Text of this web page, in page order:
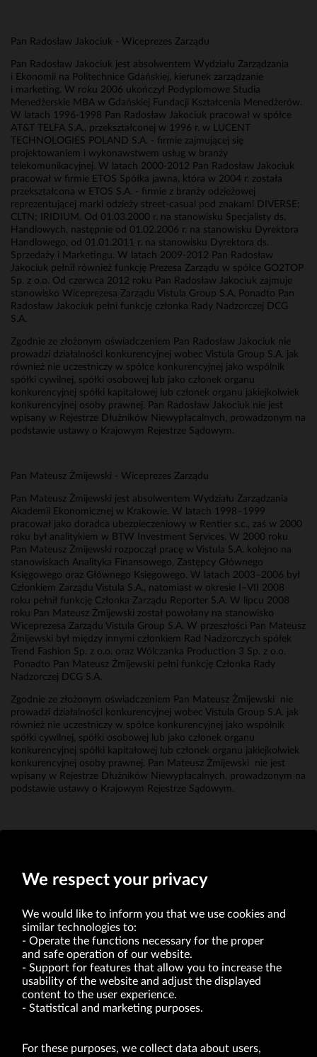
Pan Radosław Jakociuk - Wiceprezes Zarządu
Pan Radosław Jakociuk jest absolwentem Wydziału Zarządzania
i Ekonomii na Politechnice Gdańskiej, kierunek zarządzanie
i marketing. W roku 2006 ukończył Podyplomowe Studia
Menedżerskie MBA w Gdańskiej Fundacji Kształcenia Menedżerów.
W latach 1996-1998 Pan Radosław Jakociuk pracował w spółce
AT&T TELFA S.A., przekształconej w 1996 r. w LUCENT
TECHNOLOGIES POLAND S.A. - firmie zajmującej się
projektowaniem i wykonawstwem usług w branży
telekomunikacyjnej. W latach 2000-2012 Pan Radosław Jakociuk
pracował w firmie ETOS Spółka jawna, która w 2004 r. została
przekształcona w ETOS S.A. - firmie z branży odzieżowej
reprezentującej marki odzieży street-casual pod znakami DIVERSE;
CLTN; IRIDIUM. Od 01.03.2000 r. na stanowisku Specjalisty ds.
Handlowych, następnie od 01.02.2006 r. na stanowisku Dyrektora
Handlowego, od 01.01.2011 r. na stanowisku Dyrektora ds.
Sprzedaży i Marketingu. W latach 2009-2012 Pan Radosław
Jakociuk pełnił również funkcję Prezesa Zarządu w spółce GO2TOP
Sp. z o.o. Od czerwca 2012 roku Pan Radosław Jakociuk zajmuje
stanowisko Wiceprezesa Zarządu Vistula Group S.A. Ponadto Pan
Radosław Jakociuk pełni funkcję członka Rady Nadzorczej DCG
S.A.
Zgodnie ze złożonym oświadczeniem Pan Radosław Jakociuk nie
prowadzi działalności konkurencyjnej wobec Vistula Group S.A. jak
również nie uczestniczy w spółce konkurencyjnej jako wspólnik
spółki cywilnej, spółki osobowej lub jako członek organu
konkurencyjnej spółki kapitałowej lub członek organu jakiejkolwiek
konkurencyjnej osoby prawnej. Pan Radosław Jakociuk nie jest
wpisany w Rejestrze Dłużników Niewypłacalnych, prowadzonym na
podstawie ustawy o Krajowym Rejestrze Sądowym.
Pan Mateusz Żmijewski - Wiceprezes Zarządu
Pan Mateusz Żmijewski jest absolwentem Wydziału Zarządzania
Akademii Ekonomicznej w Krakowie. W latach 1998–1999
pracował jako doradca ubezpieczeniowy w Rentier s.c., zaś w 2000
roku był analitykiem w BTW Investment Services. W 2000 roku
Pan Mateusz Żmijewski rozpoczął pracę w Vistula S.A. kolejno na
stanowiskach Analityka Finansowego, Zastępcy Głównego
Księgowego oraz Głównego Księgowego. W latach 2003–2006 był
Członkiem Zarządu Vistula S.A., natomiast w okresie I–VII 2008
roku pełnił funkcję Członka Zarządu Reporter S.A. W lipcu 2008
roku Pan Mateusz Żmijewski został powołany na stanowisko
Wiceprezesa Zarządu Vistula Group S.A. W przeszłości Pan Mateusz
Żmijewski był między innymi członkiem Rad Nadzorczych spółek
Trend Fashion Sp. z o.o. oraz Wólczanka Production 3 Sp. z o.o.
Ponadto Pan Mateusz Żmijewski pełni funkcję Członka Rady
Nadzorczej DCG S.A.
Zgodnie ze złożonym oświadczeniem Pan Mateusz Żmijewski nie
prowadzi działalności konkurencyjnej wobec Vistula Group S.A. jak
również nie uczestniczy w spółce konkurencyjnej jako wspólnik
spółki cywilnej, spółki osobowej lub jako członek organu
konkurencyjnej spółki kapitałowej lub członek organu jakiejkolwiek
konkurencyjnej osoby prawnej. Pan Mateusz Żmijewski nie jest
wpisany w Rejestrze Dłużników Niewypłacalnych, prowadzonym na
podstawie ustawy o Krajowym Rejestrze Sądowym.
VRG S.A. | 10 Pilotów Street | 31-462 Kraków
Tax Identification Number: 675-000-03-61
District Court for Kraków-Śródmieście in Kraków
XI Economic Department of the National Court Register number 0000047082
of act of 8.03.2013 on combating excessive late payment in commercial transactions
(Journal of Laws of 2019, item 118 as amended).
We respect your privacy
We would like to inform you that we use cookies and
similar technologies to:
Operate the functions necessary for the proper
and safe operation of our website.
Support for features that allow you to increase the
usability of the website and adjust the displayed
content to the user experience.
Statistical and marketing purposes.
For these purposes, we collect data about users,